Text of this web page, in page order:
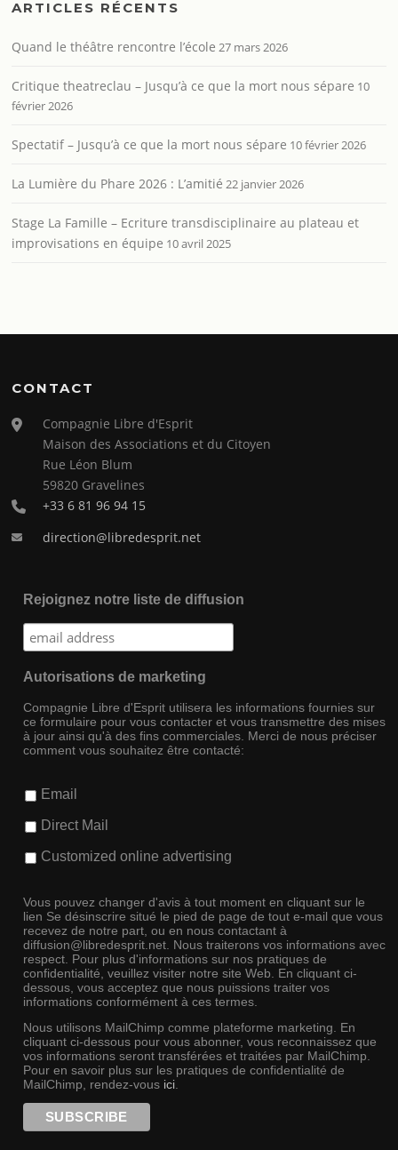
ARTICLES RÉCENTS
Quand le théâtre rencontre l’école 27 mars 2026
Critique theatreclau – Jusqu’à ce que la mort nous sépare 10
février 2026
Spectatif – Jusqu’à ce que la mort nous sépare 10 février 2026
La Lumière du Phare 2026 : L’amitié 22 janvier 2026
Stage La Famille – Ecriture transdisciplinaire au plateau et
improvisations en équipe 10 avril 2025
CONTACT
Compagnie Libre d'Esprit
Maison des Associations et du Citoyen
Rue Léon Blum
59820 Gravelines
+33 6 81 96 94 15
direction@libredesprit.net
Rejoignez notre liste de diffusion
Autorisations de marketing
Compagnie Libre d'Esprit utilisera les informations fournies sur
ce formulaire pour vous contacter et vous transmettre des mises
à jour ainsi qu'à des fins commerciales. Merci de nous préciser
comment vous souhaitez être contacté:
Email
Direct Mail
Customized online advertising
Vous pouvez changer d'avis à tout moment en cliquant sur le
lien Se désinscrire situé le pied de page de tout e-mail que vous
recevez de notre part, ou en nous contactant à
diffusion@libredesprit.net. Nous traiterons vos informations avec
respect. Pour plus d'informations sur nos pratiques de
confidentialité, veuillez visiter notre site Web. En cliquant ci-
dessous, vous acceptez que nous puissions traiter vos
informations conformément à ces termes.
Nous utilisons MailChimp comme plateforme marketing. En
cliquant ci-dessous pour vous abonner, vous reconnaissez que
vos informations seront transférées et traitées par MailChimp.
Pour en savoir plus sur les pratiques de confidentialité de
MailChimp, rendez-vous ici.